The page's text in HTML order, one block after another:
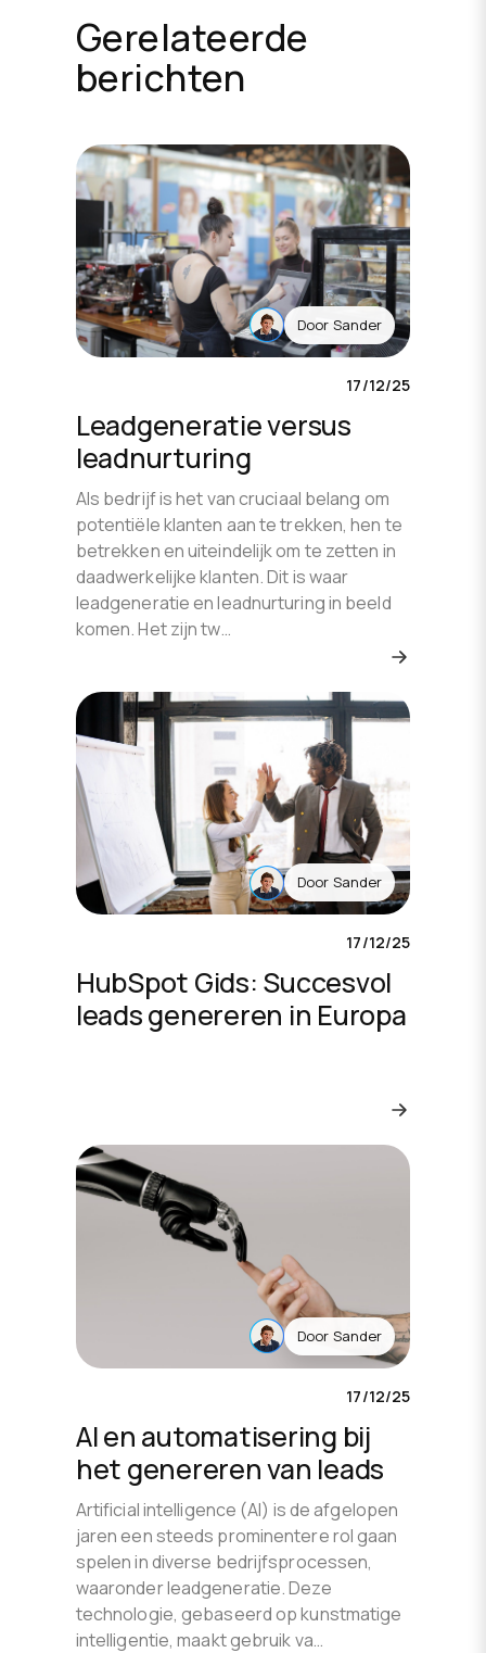
Gerelateerde
berichten
Door Sander
17/12/25
Leadgeneratie versus
leadnurturing
Als bedrijf is het van cruciaal belang om
potentiële klanten aan te trekken, hen te
betrekken en uiteindelijk om te zetten in
daadwerkelijke klanten. Dit is waar
leadgeneratie en leadnurturing in beeld
komen. Het zijn tw…
Door Sander
17/12/25
HubSpot Gids: Succesvol
leads genereren in Europa
Door Sander
17/12/25
AI en automatisering bij
het genereren van leads
Artificial intelligence (AI) is de afgelopen
jaren een steeds prominentere rol gaan
spelen in diverse bedrijfsprocessen,
waaronder leadgeneratie. Deze
technologie, gebaseerd op kunstmatige
intelligentie, maakt gebruik va…